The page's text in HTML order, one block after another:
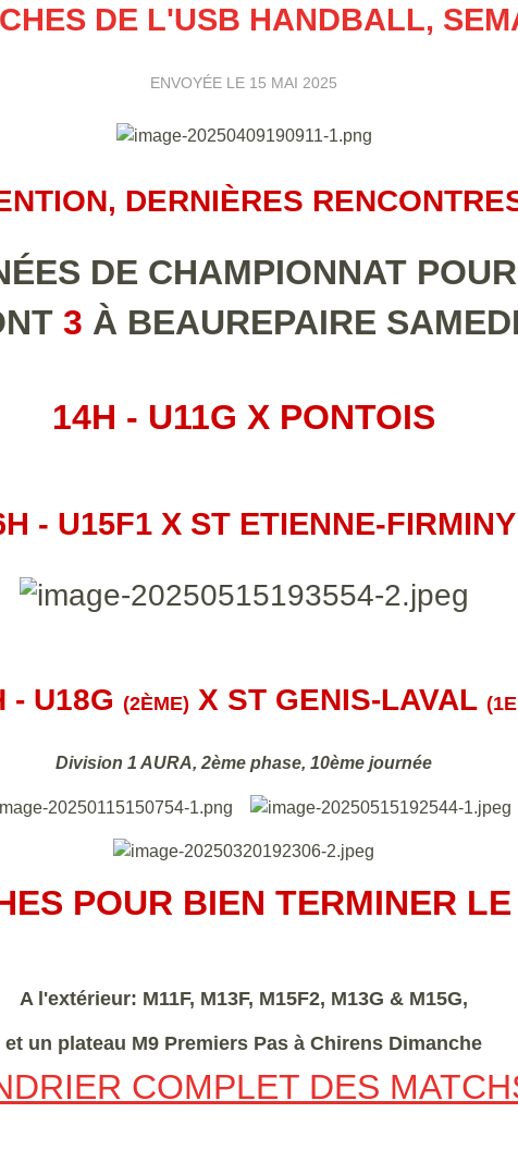
DE L'USB HANDBALL,
ENVOYÉE LE 15 MAI 2025
DERNIÈRES
DE CHAMPIONNAT
3 À BEAUREPAIRE
14H - U11G X PONTOIS
- U15F1 X ST ETIENNE-FIRMINY
- U18G (2ÈME) X ST GENIS-LAVAL
Division 1 AURA, 2ème phase, 10ème journée
POUR BIEN TERMINER
A l'extérieur: M11F, M13F, M15F2, M13G & M15G,
et un plateau M9 Premiers Pas à Chirens Dimanche
COMPLET DES